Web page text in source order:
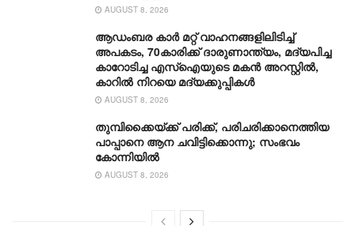
AUGUST 8, 2026
ആഡംബര കാര്‍ മറ്റ് വാഹനങ്ങളിലിടിച്ച്
അപകടം, 70കാരിക്ക് ദാരുണാന്ത്യം, മദ്യപിച്ച
കാറോടിച്ച എസ്ഐയുടെ മകന്‍ അറസ്റ്റില്‍,
കാറില്‍ നിറയെ മദ്യക്കുപ്പികള്‍
AUGUST 8, 2026
തുമ്പിക്കൈയ്ക്ക് പരിക്ക്, പരിചരിക്കാനെത്തിയ
പാപ്പാനെ ആന ചവിട്ടിക്കൊന്നു; സംഭവം
കോന്നിയിൽ
AUGUST 8, 2026